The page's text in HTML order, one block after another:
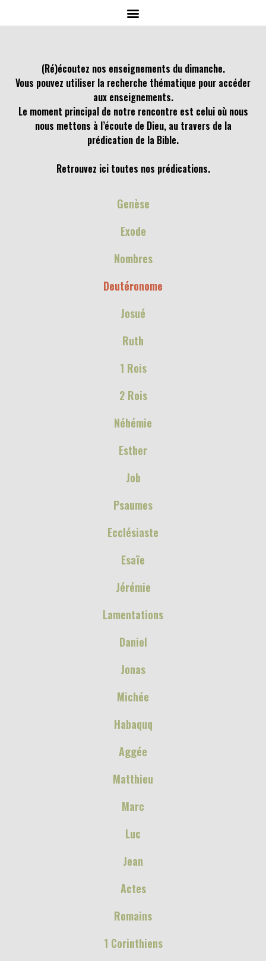
(Ré)écoutez nos enseignements du dimanche.
Vous pouvez utiliser la recherche thématique pour accéder
aux enseignements.
Le moment principal de notre rencontre est celui où nous
nous mettons à l’écoute de Dieu, au travers de la
prédication de la Bible.
Retrouvez ici toutes nos prédications.
Genèse
Exode
Nombres
Deutéronome
Josué
Ruth
1 Rois
2 Rois
Néhémie
Esther
Job
Psaumes
Ecclésiaste
Esaïe
Jérémie
Lamentations
Daniel
Jonas
Michée
Habaquq
Aggée
Matthieu
Marc
Luc
Jean
Actes
Romains
1 Corinthiens